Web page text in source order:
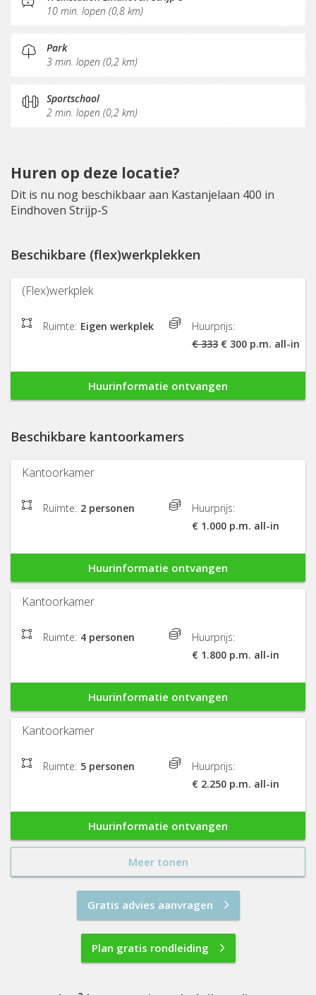
Fitnessruimte
10 min. lopen (0,8 km)
Park
3 min. lopen (0,2 km)
Sportschool
2 min. lopen (0,2 km)
Huren op deze locatie?
Dit is nu nog beschikbaar aan Kastanjelaan 400 in
Eindhoven Strijp-S
Beschikbare (flex)werkplekken
(Flex)werkplek
Ruimte: Eigen werkplek
Huurprijs:
€ 333 € 300 p.m. all-in
Huurinformatie ontvangen
Beschikbare kantoorkamers
Kantoorkamer
Ruimte: 2 personen
Huurprijs:
€ 1.000 p.m. all-in
Huurinformatie ontvangen
Kantoorkamer
Ruimte: 4 personen
Huurprijs:
€ 1.800 p.m. all-in
Huurinformatie ontvangen
Kantoorkamer
Ruimte: 5 personen
Huurprijs:
€ 2.250 p.m. all-in
Huurinformatie ontvangen
Meer tonen
Gratis advies aanvragen
Plan gratis rondleiding